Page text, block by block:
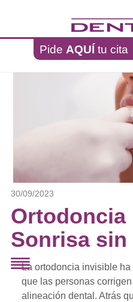
Pide AQUÍ tu cita
30/09/2023
Ortodoncia
Sonrisa
La ortodoncia invisible
que las personas
alineación dental. Atrás